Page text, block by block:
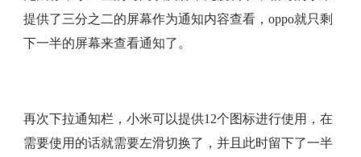
提供了三分之二的屏幕作为通知内容查看，oppo就只剩
下一半的屏幕来查看通知了。
再次下拉通知栏，小米可以提供12个图标进行使用，在
需要使用的话就需要左滑切换了，并且此时留下了一半